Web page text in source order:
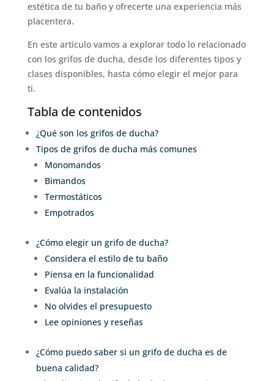
estética de tu baño y ofrecerte una experiencia más
placentera.
En este artículo vamos a explorar todo lo relacionado
con los grifos de ducha, desde los diferentes tipos y
clases disponibles, hasta cómo elegir el mejor para
ti.
Tabla de contenidos
¿Qué son los grifos de ducha?
Tipos de grifos de ducha más comunes
Monomandos
Bimandos
Termostáticos
Empotrados
¿Cómo elegir un grifo de ducha?
Considera el estilo de tu baño
Piensa en la funcionalidad
Evalúa la instalación
No olvides el presupuesto
Lee opiniones y reseñas
¿Cómo puedo saber si un grifo de ducha es de
buena calidad?